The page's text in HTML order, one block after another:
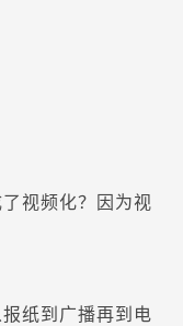
视频化？因为视
纸到广播再到电